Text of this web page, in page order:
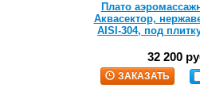
Плато
Аквасектор,
AISI-304, под
32 200
ЗАКАЗАТЬ